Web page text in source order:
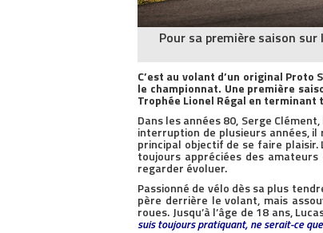
Pour sa première saison
C’est au volant d’un original
le championnat. Une première
Trophée Lionel Régal en terminant
Dans les années 80, Serge
interruption de plusieurs années,
principal objectif de se faire plaisir.
toujours appréciées des
regarder évoluer.
Passionné de vélo dès sa plus
père derrière le volant, mais
roues. Jusqu’à l’âge de 18 ans,
suis toujours pratiquant, ne serait-ce